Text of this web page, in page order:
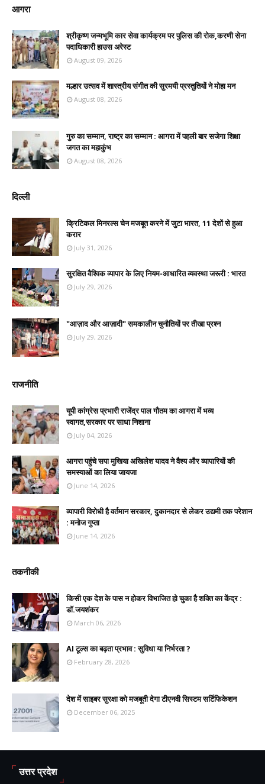
आगरा
श्रीकृष्ण जन्मभूमि कार सेवा कार्यक्रम पर पुलिस की रोक,करणी सेना
पदाधिकारी हाउस अरेस्ट
August 09, 2026
मल्हार उत्सव में शास्त्रीय संगीत की सुरमयी प्रस्तुतियों ने मोहा मन
August 08, 2026
गुरु का सम्मान, राष्ट्र का सम्मान : आगरा में पहली बार सजेगा शिक्षा
जगत का महाकुंभ
August 08, 2026
दिल्ली
क्रिटिकल मिनरल्स चेन मजबूत करने में जुटा भारत, 11 देशों से हुआ
करार
July 31, 2026
सुरक्षित वैश्विक व्यापार के लिए नियम-आधारित व्यवस्था जरूरी : भारत
July 29, 2026
"आज़ाद और आज़ादी" समकालीन चुनौतियों पर तीखा प्रश्न
July 29, 2026
राजनीति
यूपी कांग्रेस प्रभारी राजेंद्र पाल गौतम का आगरा में भव्य
स्वागत,सरकार पर साधा निशाना
July 04, 2026
आगरा पहुंचे सपा मुखिया अखिलेश यादव ने वैश्य और व्यापारियों की
समस्याओं का लिया जायजा
June 14, 2026
व्यापारी विरोधी है वर्तमान सरकार, दुकानदार से लेकर उद्यमी तक परेशान
: मनोज गुप्ता
June 14, 2026
तकनीकी
किसी एक देश के पास न होकर विभाजित हो चुका है शक्ति का केंद्र :
डॉ.जयशंकर
March 06, 2026
AI टूल्स का बढ़ता प्रभाव : सुविधा या निर्भरता ?
February 28, 2026
देश में साइबर सुरक्षा को मजबूती देगा टीएनवी सिस्टम सर्टिफिकेशन
December 06, 2025
उत्तर प्रदेश